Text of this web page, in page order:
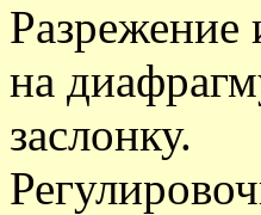
Разрежение
на
заслонку.